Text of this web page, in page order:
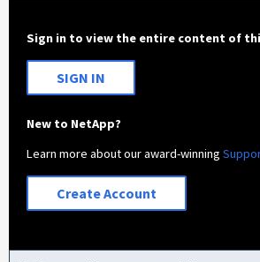
Sign in to view the entire content of
SIGN IN
New to NetApp?
Learn more about our award-winning
Create Account